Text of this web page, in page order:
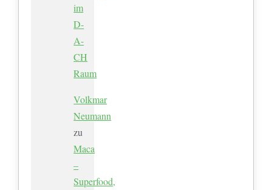
im
D-
A-
CH
Raum
Volkmar
Neumann
zu
Maca
–
Superfood,